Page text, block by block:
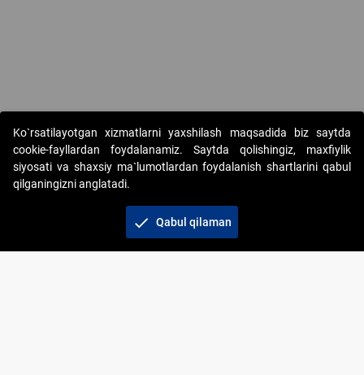
Copyright © 2017-2026. "Elektron onlayn-auksionlarni
tashkil etish" AJ. Barcha huquqlar himoyalangan
Ko`rsatilayotgan xizmatlarni yaxshilash maqsadida biz saytda
cookie-fayllardan foydalanamiz. Saytda qolishingiz, maxfiylik
siyosati va shaxsiy ma`lumotlardan foydalanish shartlarini qabul
qilganingizni anglatadi.
check Qabul qilaman